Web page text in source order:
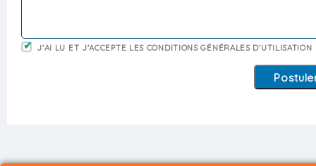
J'AI LU ET J'ACCEPTE LES CONDITIONS GÉNÉRALES D'UTILISATION